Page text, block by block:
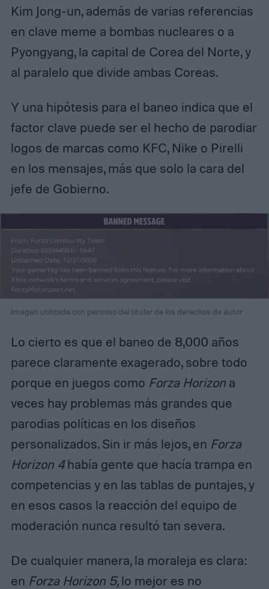
Kim Jong-un, además de varias referencias
en clave meme a bombas nucleares o a
Pyongyang, la capital de Corea del Norte, y
al paralelo que divide ambas Coreas.
Y una hipótesis para el baneo indica que el
factor clave puede ser el hecho de parodiar
logos de marcas como KFC, Nike o Pirelli
en los mensajes, más que solo la cara del
jefe de Gobierno.
Imagen utilizada con permiso del titular de los derechos de autor
Lo cierto es que el baneo de 8,000 años
parece claramente exagerado, sobre todo
porque en juegos como Forza Horizona
veces hay problemas más grandes que
parodias políticas en los diseños
personalizados. Sin ir más lejos, en Forza
Horizon 4había gente que hacía trampa en
competencias y en las tablas de puntajes, y
en esos casos la reacción del equipo de
moderación nunca resultó tan severa.
De cualquier manera, la moraleja es clara:
en Forza Horizon 5,lo mejor es no